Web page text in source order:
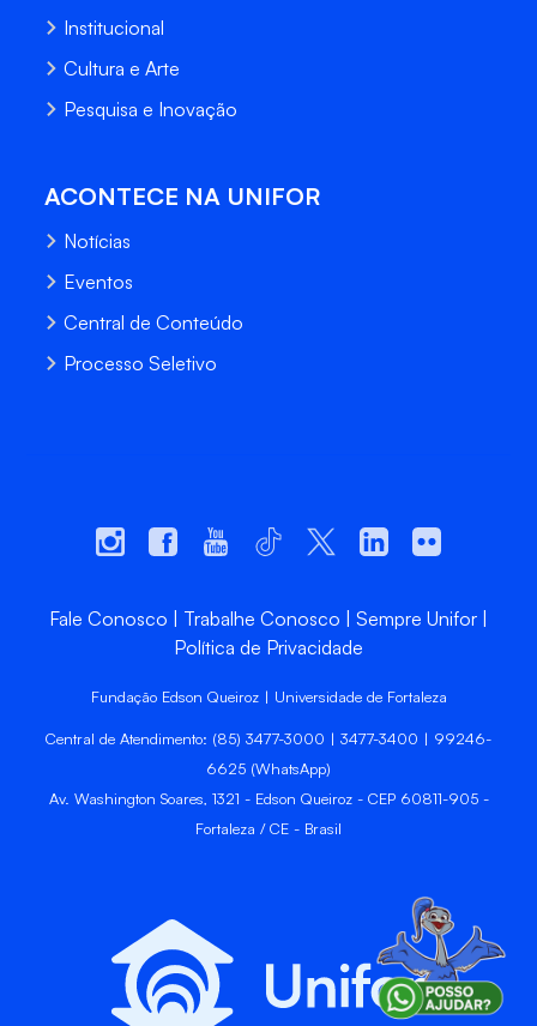
Institucional
Cultura e Arte
Pesquisa e Inovação
ACONTECE NA UNIFOR
Notícias
Eventos
Central de Conteúdo
Processo Seletivo
Fale Conosco Trabalhe Conosco
Sempre Unifor
Política de Privacidade
Fundação Edson Queiroz | Universidade de Fortaleza
Central de Atendimento: (85) 3477-3000 | 3477-3400 | 99246-
6625 (WhatsApp)
Av. Washington Soares, 1321 - Edson Queiroz - CEP 60811-905 -
Fortaleza / CE - Brasil